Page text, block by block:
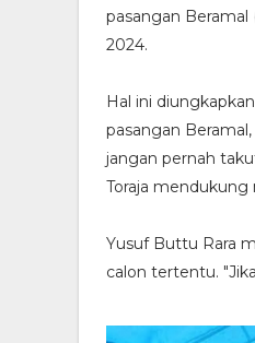
pasangan
2024.
Hal ini
pasangan
jangan pernah
Toraja mendukung
Yusuf Buttu Rara
calon tertentu.